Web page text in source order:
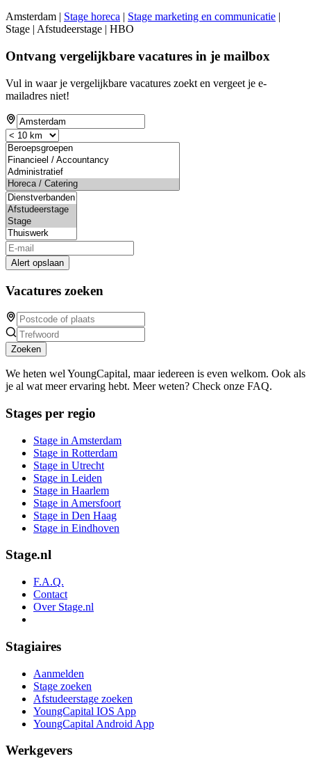
Amsterdam | Stage horeca | Stage marketing en communicatie |
Stage | Afstudeerstage | HBO
Ontvang vergelijkbare vacatures in je mailbox
Vul in waar je vergelijkbare vacatures zoekt en vergeet je e-
mailadres niet!
Alert opslaan
Vacatures zoeken
Zoeken
We heten wel YoungCapital, maar iedereen is even welkom. Ook als
je al wat meer ervaring hebt. Meer weten? Check onze FAQ.
Stages per regio
Stage in Amsterdam
Stage in Rotterdam
Stage in Utrecht
Stage in Leiden
Stage in Haarlem
Stage in Amersfoort
Stage in Den Haag
Stage in Eindhoven
Stage.nl
F.A.Q.
Contact
Over Stage.nl
Stagiaires
Aanmelden
Stage zoeken
Afstudeerstage zoeken
YoungCapital IOS App
YoungCapital Android App
Werkgevers